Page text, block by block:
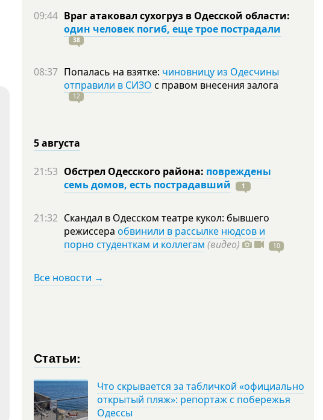
09:44 Враг атаковал сухогруз в Одесской области:
один человек погиб, еще трое пострадали
38
08:37 Попалась на взятке: чиновницу из Одесчины
отправили в СИЗО с правом внесения залога
12
5 августа
21:53 Обстрел Одесского района: повреждены
семь домов, есть пострадавший
1
21:32 Скандал в Одесском театре кукол: бывшего
режиссера обвинили в рассылке нюдсов и
порно студенткам и коллегам (видео) 10
Все новости →
Статьи:
Что скрывается за табличкой «официально
открытый пляж»: репортаж с побережья
Одессы